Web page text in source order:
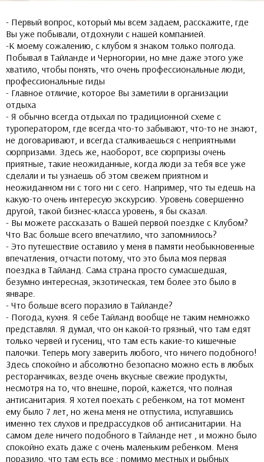
- Первый вопрос, который мы всем задаем, расскажите, где
Вы уже побывали, отдохнули с нашей компанией.
-К моему сожалению, с клубом я знаком только полгода.
Побывал в Тайланде и Черногории, но мне даже этого уже
хватило, чтобы понять, что очень профессиональные люди,
профессиональные гиды
- Главное отличие, которое Вы заметили в организации
отдыха
- Я обычно всегда отдыхал по традиционной схеме с
туроператором, где всегда что-то забывают, что-то не знают,
не договаривают, и всегда сталкиваешься с неприятными
сюрпризами. Здесь же, наоборот, все сюрпризы очень
приятные, такие неожиданные, когда люди за тебя все уже
сделали и ты узнаешь об этом свежем приятном и
неожиданном ни с того ни с сего. Например, что ты едешь на
какую-то очень интересую экскурсию. Уровень совершенно
другой, такой бизнес-класса уровень, я бы сказал.
- Вы можете рассказать о Вашей первой поездке с Клубом?
Что Вас больше всего впечатлило, что запомнилось?
- Это путешествие оставило у меня в памяти необыкновенные
впечатления, отчасти потому, что это была моя первая
поездка в Тайланд. Сама страна просто сумасшедшая,
безумно интересная, экзотическая, тем более это было в
январе.
- Что больше всего поразило в Тайланде?
- Погода, кухня. Я себе Тайланд вообще не таким немножко
представлял. Я думал, что он какой-то грязный, что там едят
только червей и гусениц, что там есть какие-то кишечные
палочки. Теперь могу заверить любого, что ничего подобного!
Здесь спокойно и абсолютно безопасно можно есть в любых
ресторанчиках, везде очень вкусные свежие продукты,
несмотря на то, что внешне, порой, кажется, что полная
антисанитария. Я хотел поехать с ребенком, на тот момент
ему было 7 лет, но жена меня не отпустила, испугавшись
именно тех слухов и предрассудков об антисанитарии. На
самом деле ничего подобного в Тайланде нет , и можно было
спокойно ехать даже с очень маленьким ребенком. Меня
поразило, что там есть все : помимо местных и рыбных